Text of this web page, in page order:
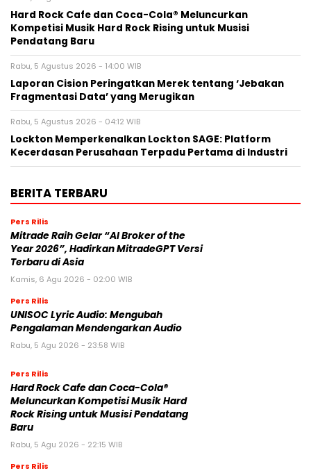
Hard Rock Cafe dan Coca-Cola® Meluncurkan
Kompetisi Musik Hard Rock Rising untuk Musisi
Pendatang Baru
Rabu, 5 Agustus 2026 - 14:00 WIB
Laporan Cision Peringatkan Merek tentang ‘Jebakan
Fragmentasi Data’ yang Merugikan
Rabu, 5 Agustus 2026 - 04:12 WIB
Lockton Memperkenalkan Lockton SAGE: Platform
Kecerdasan Perusahaan Terpadu Pertama di Industri
BERITA TERBARU
Pers Rilis
Mitrade Raih Gelar “AI Broker of the
Year 2026”, Hadirkan MitradeGPT Versi
Terbaru di Asia
Kamis, 6 Agu 2026 - 02:00 WIB
Pers Rilis
UNISOC Lyric Audio: Mengubah
Pengalaman Mendengarkan Audio
Rabu, 5 Agu 2026 - 23:58 WIB
Pers Rilis
Hard Rock Cafe dan Coca-Cola®
Meluncurkan Kompetisi Musik Hard
Rock Rising untuk Musisi Pendatang
Baru
Rabu, 5 Agu 2026 - 22:15 WIB
Pers Rilis